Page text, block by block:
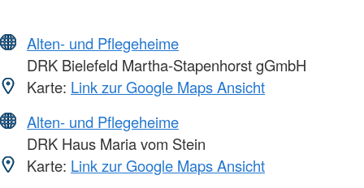
Alten- und Pflegeheime
DRK Bielefeld Martha-Stapenhorst gGmbH
Karte: Link zur Google Maps Ansicht
Alten- und Pflegeheime
DRK Haus Maria vom Stein
Karte: Link zur Google Maps Ansicht